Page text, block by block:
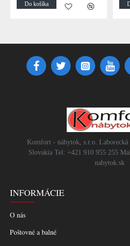
Do košíka
Komfort - nábytok, s.r.o.
Slovakia Tel: +421 910 955 255
nabytok.sk
INFORMÁCIE
O nás
Poštovné a balné